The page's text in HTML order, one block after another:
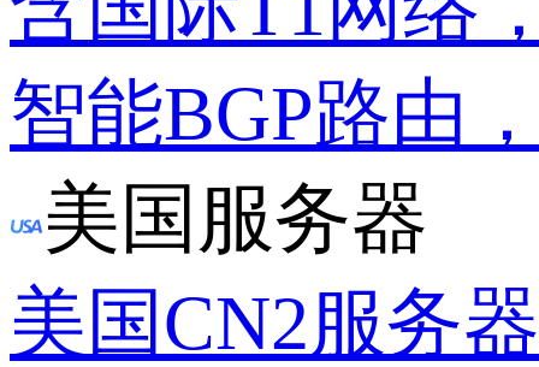
智能BGP路由
美国服务器
美国CN2服务器